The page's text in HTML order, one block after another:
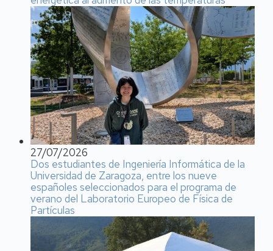
27/07/2026
Dos estudiantes de Ingeniería Informática de la
Universidad de Zaragoza, entre los nueve
españoles seleccionados para el programa de
verano del Laboratorio Europeo de Física de
Partículas